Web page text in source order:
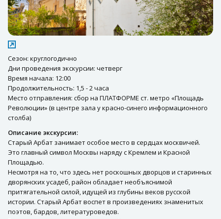
Сезон: круглогодично
Дни проведения экскурсии: четверг
Время начала: 12:00
Продолжительность: 1,5 - 2 часа
Место отправления: сбор на ПЛАТФОРМЕ ст. метро «Площадь
Революции» (в центре зала у красно-синего информационного
столба)
Описание экскурсии:
Старый Арбат занимает особое место в сердцах москвичей.
Это главный символ Москвы наряду с Кремлем и Красной
Площадью.
Несмотря на то, что здесь нет роскошных дворцов и старинных
дворянских усадеб, район обладает необъяснимой
притягательной силой, идущей из глубины веков русской
истории. Старый Арбат воспет в произведениях знаменитых
поэтов, бардов, литературоведов.